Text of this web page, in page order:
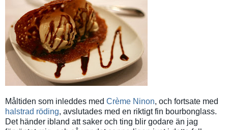
Måltiden som inleddes med Crème Ninon, och fortsate med
halstrad röding, avslutades med en riktigt fin bourbonglass.
Det händer ibland att saker och ting blir godare än jag